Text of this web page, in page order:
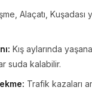
Alaçatı,
Kış aylarında
suda kalabilir.
Trafik kazaları